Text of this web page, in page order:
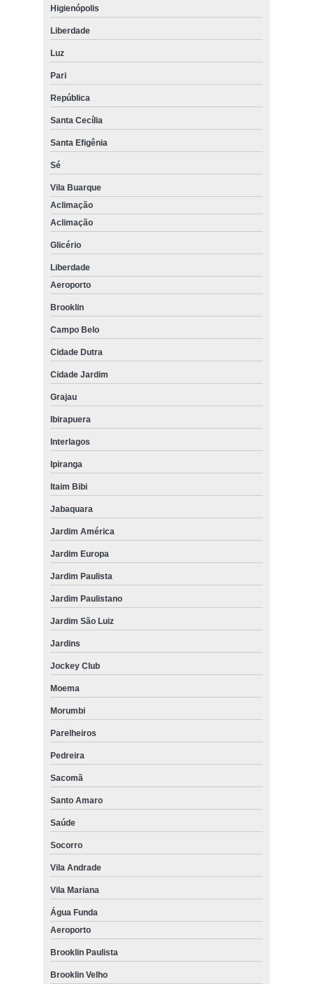
Higienópolis
Liberdade
Luz
Pari
República
Santa Cecília
Santa Efigênia
Sé
Vila Buarque
Aclimação
Aclimação
Glicério
Liberdade
Aeroporto
Brooklin
Campo Belo
Cidade Dutra
Cidade Jardim
Grajau
Ibirapuera
Interlagos
Ipiranga
Itaim Bibi
Jabaquara
Jardim América
Jardim Europa
Jardim Paulista
Jardim Paulistano
Jardim São Luiz
Jardins
Jockey Club
Moema
Morumbi
Parelheiros
Pedreira
Sacomã
Santo Amaro
Saúde
Socorro
Vila Andrade
Vila Mariana
Água Funda
Aeroporto
Brooklin Paulista
Brooklin Velho